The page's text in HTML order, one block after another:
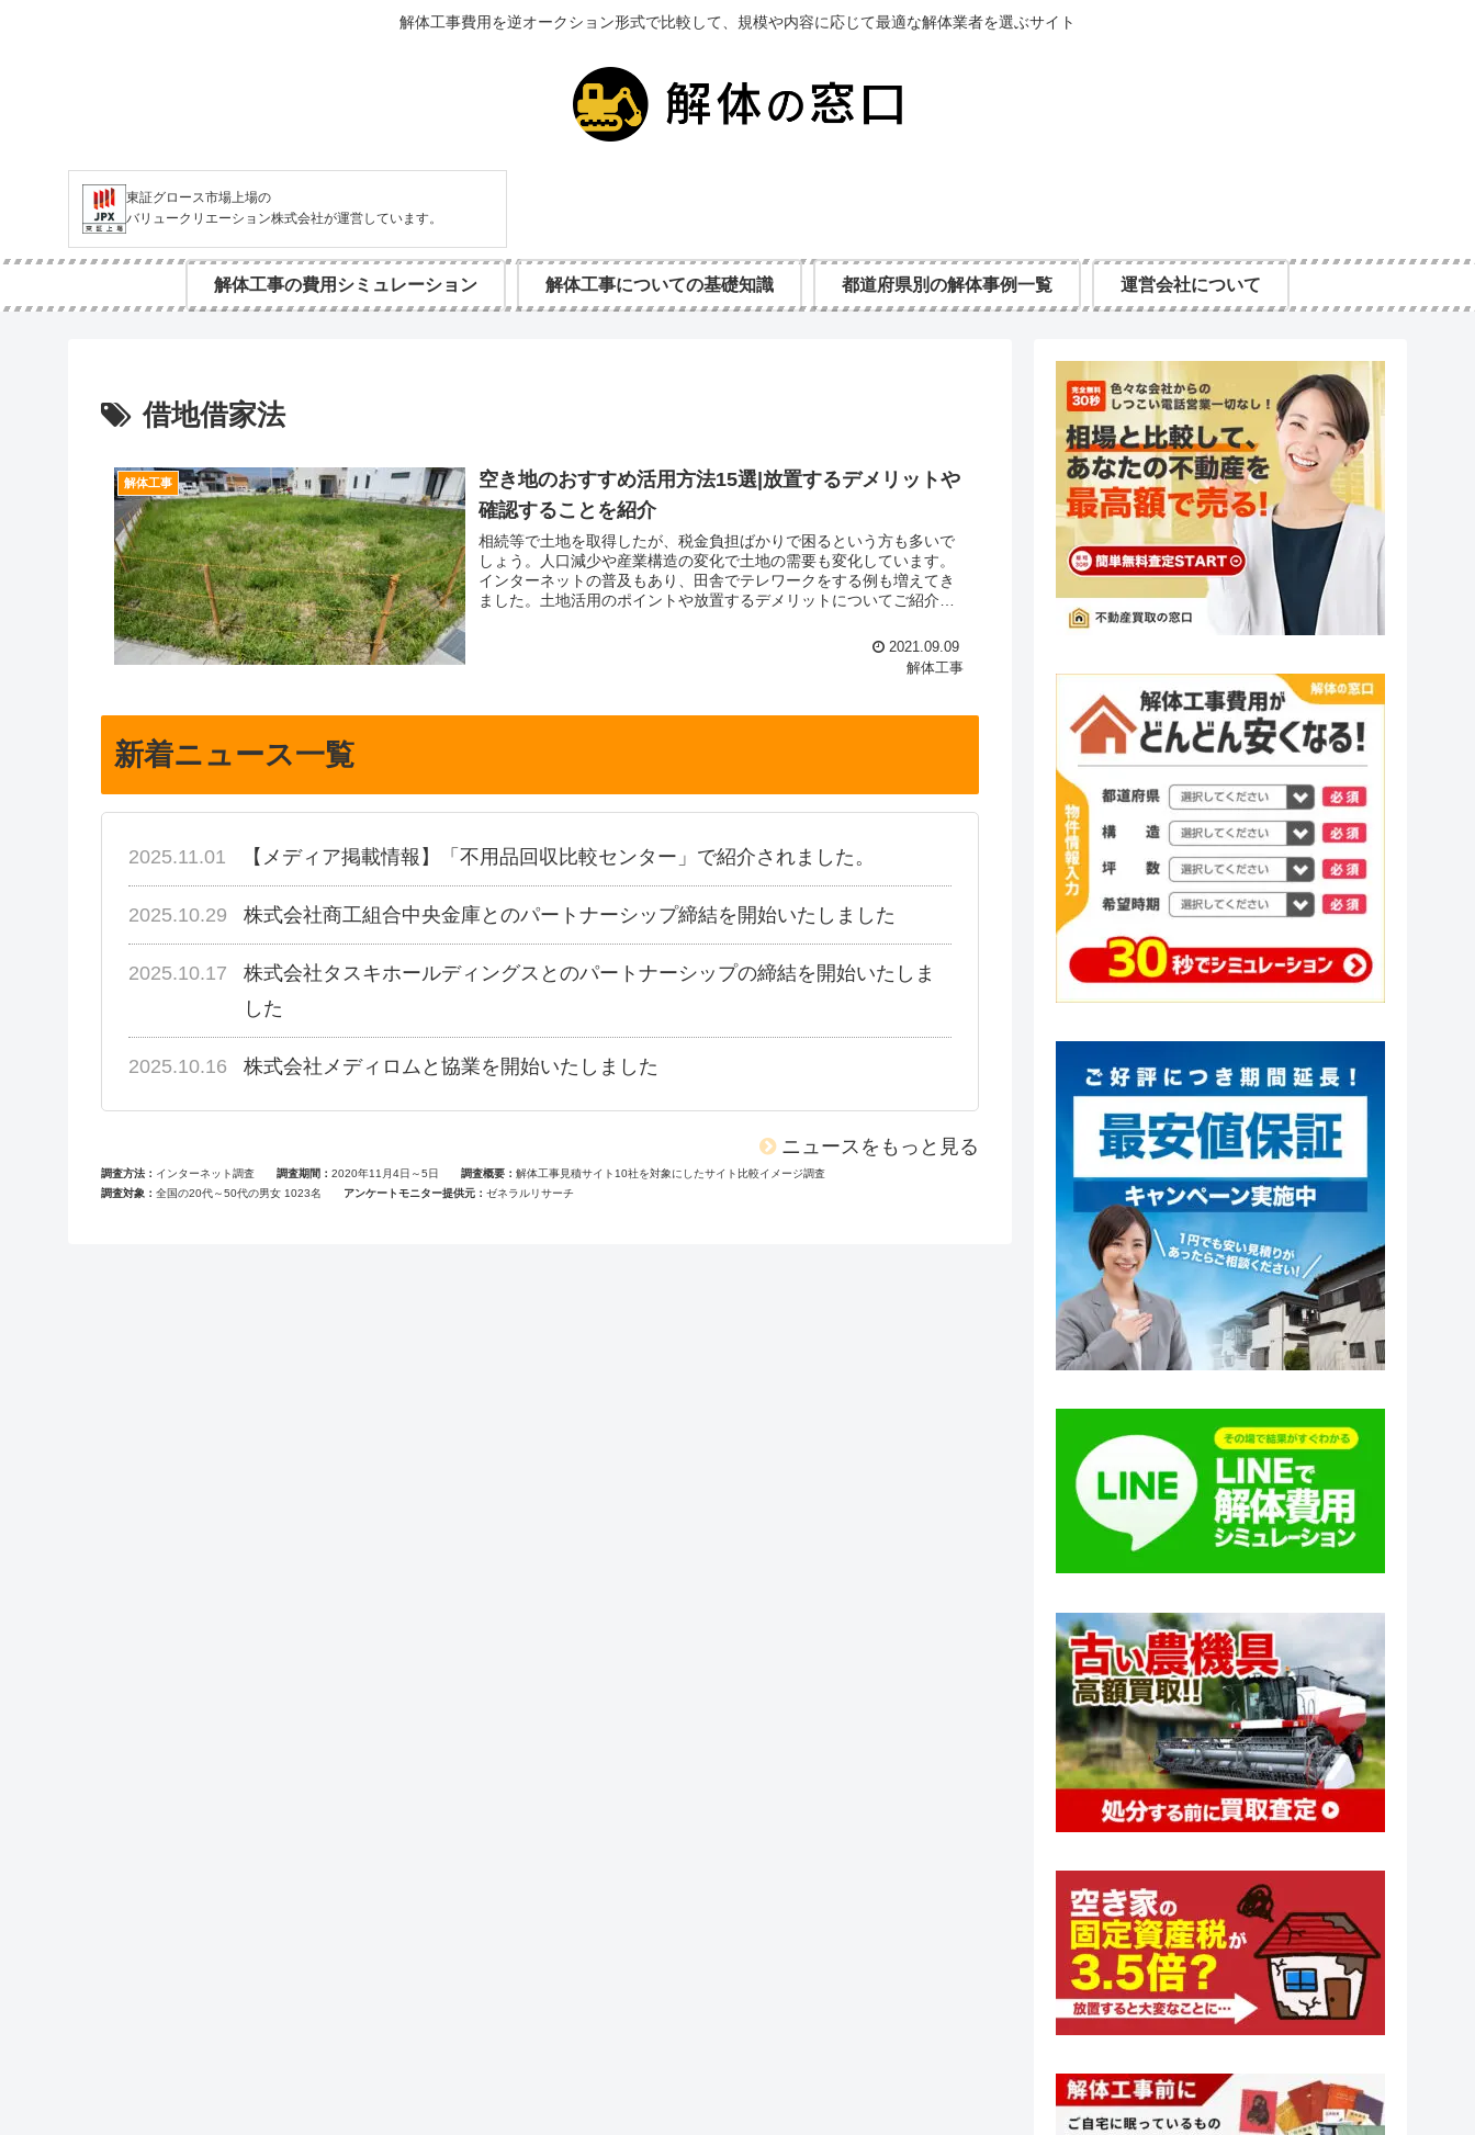
解体工事費用を逆オークション形式で比較して、規模や内容に応じて最適な解体業者を選ぶサイト
東証グロース市場上場の
バリュークリエーション株式会社が運営しています。
解体工事の費用シミュレーション 解体工事についての基礎知識 都道府県別の解体事例一覧 運営会社について
借地借家法
解体工事
空き地のおすすめ活用方法15選|放置するデメリットや
確認することを紹介
相続等で土地を取得したが、税金負担ばかりで困るという方も多いで
しょう。人口減少や産業構造の変化で土地の需要も変化しています。
インターネットの普及もあり、田舎でテレワークをする例も増えてき
ました。土地活用のポイントや放置するデメリットについてご紹介し
2021.09.09
解体工事
新着ニュース一覧
2025.11.01 【メディア掲載情報】「不用品回収比較センター」で紹介されました。
2025.10.29 株式会社商工組合中央金庫とのパートナーシップ締結を開始いたしました
2025.10.17
株式会社タスキホールディングスとのパートナーシップの締結を開始いたしま
した
2025.10.16 株式会社メディロムと協業を開始いたしました
ニュースをもっと見る
調査方法 インターネット調査 調査期間 2020年11月4日～5日 調査概要
解体工事見積サイト10社を対象にしたサイト比較イメージ調査
調査対象
全国の20代～50代の男女 1023名 アンケートモニター提供元 ゼネラルリサーチ